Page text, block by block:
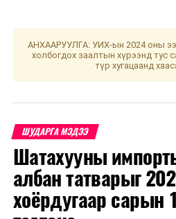
УНШСАН: 2876
Б.Батдавааг Үндэсний
АН-ын бүлэг дахин завсарлага
АНХААРУУЛГА: УИХ-ын 2024 оны
холбогдох заалтын хүрээнд тус
түр хугацаанд
ШУДАРГА МЭДЭЭ
Шатахууны
албан татварыг
хоёрдугаар сарын